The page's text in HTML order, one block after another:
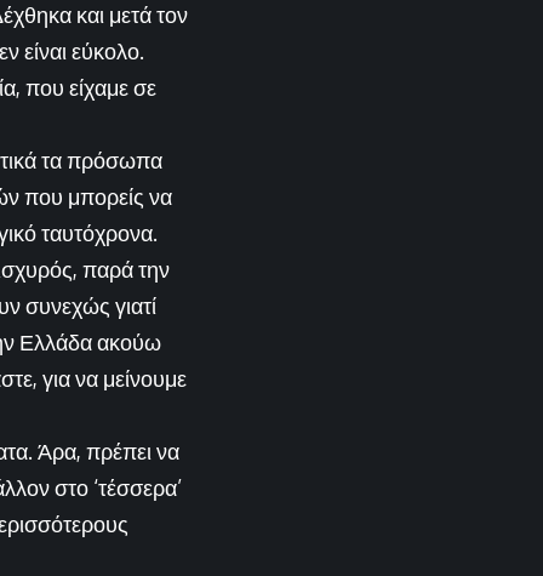
και μετά τον
είναι εύκολο.
που είχαμε σε
τα πρόσωπα
που μπορείς να
ταυτόχρονα.
παρά την
συνεχώς γιατί
Ελλάδα ακούω
για να μείνουμε
Άρα, πρέπει να
στο ‘τέσσερα’